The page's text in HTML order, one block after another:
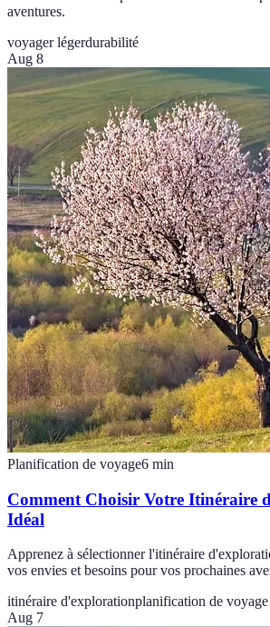
aventures.
voyager légerdurabilité
Aug 8
Planification de voyage6 min
Comment Choisir Votre Itinéraire
Idéal
Apprenez à sélectionner l'itinéraire
vos envies et besoins pour vos prochaines
itinéraire d'explorationplanification de voyage
Aug 7